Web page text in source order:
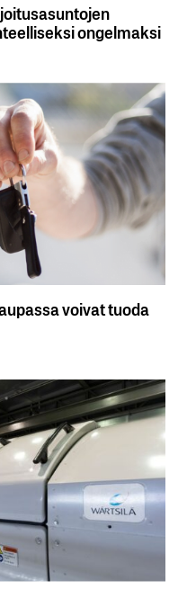
ongelmaksi
voivat tuoda